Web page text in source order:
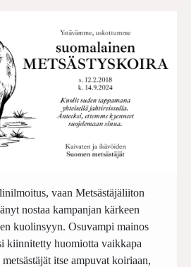
vaan Metsästäjäliiton
nostaa kampanjan kärkeen
kuolinsyyn. Osuvampi mainos
kiinnitetty huomiotta vaikkapa
itse ampuvat koiriaan,